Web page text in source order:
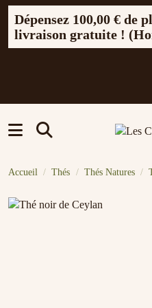
Dépensez 100,00 € de
livraison gratuite !
Accueil Thés Thés Natures